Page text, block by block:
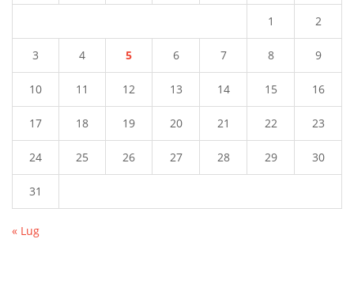
1 2
3 4 5 6 7 8 9
10 11 12 13 14 15 16
17 18 19 20 21 22 23
24 25 26 27 28 29 30
31
« Lug